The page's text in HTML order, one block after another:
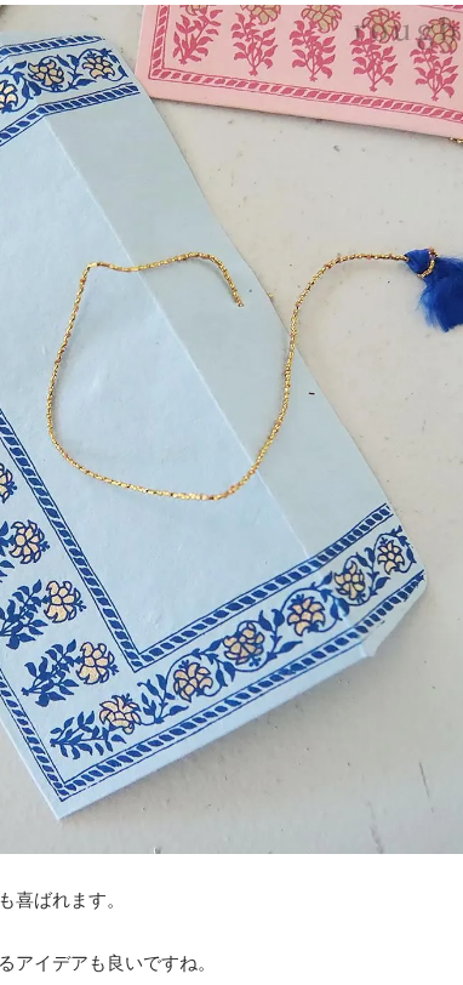
喜ばれます。
アイデアも良いですね。